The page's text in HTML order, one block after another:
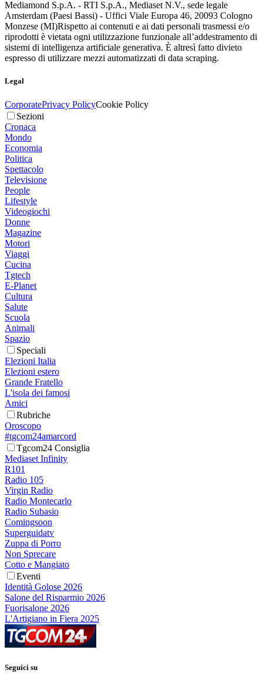
Mediamond S.p.A. - RTI S.p.A., Mediaset N.V., sede legale
Amsterdam (Paesi Bassi) - Uffici Viale Europa 46, 20093 Cologno
Monzese (MI)Rispetto ai contenuti e ai dati personali trasmessi e/o
riprodotti è vietata ogni utilizzazione funzionale all’addestramento di
sistemi di intelligenza artificiale generativa. È altresì fatto divieto
espresso di utilizzare mezzi automatizzati di data scraping.
Legal
CorporatePrivacy PolicyCookie Policy
Sezioni
Cronaca
Mondo
Economia
Politica
Spettacolo
Televisione
People
Lifestyle
Videogiochi
Donne
Magazine
Motori
Viaggi
Cucina
Tgtech
E-Planet
Cultura
Salute
Scuola
Animali
Spazio
Speciali
Elezioni Italia
Elezioni estero
Grande Fratello
L'isola dei famosi
Amici
Rubriche
Oroscopo
#tgcom24amarcord
Tgcom24 Consiglia
Mediaset Infinity
R101
Radio 105
Virgin Radio
Radio Montecarlo
Radio Subasio
Comingsoon
Superguidatv
Zuppa di Porro
Non Sprecare
Cotto e Mangiato
Eventi
Identità Golose 2026
Salone del Risparmio 2026
Fuorisalone 2026
L'Artigiano in Fiera 2025
Seguici su